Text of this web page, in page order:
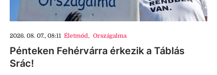
2026. 08. 07., 08:11 Életmód, Országalma
Pénteken Fehérvárra érkezik a Táblás
Srác!